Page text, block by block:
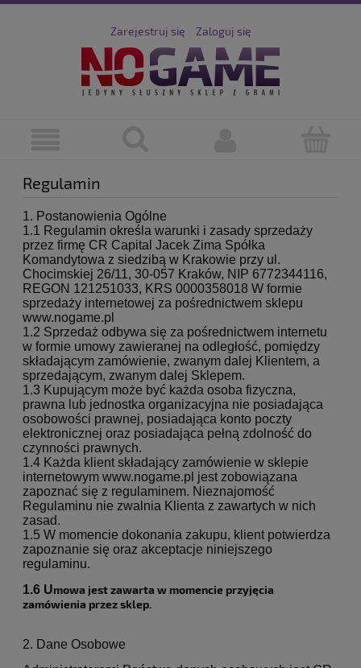
Zarejestruj się Zaloguj się
Regulamin
1. Postanowienia Ogólne
1.1 Regulamin określa warunki i zasady sprzedaży
przez firmę CR Capital Jacek Zima Spółka
Komandytowa z siedzibą w Krakowie przy ul.
Chocimskiej 26/11, 30-057 Kraków, NIP 6772344116,
REGON 121251033, KRS 0000358018 W formie
sprzedaży internetowej za pośrednictwem sklepu
www.nogame.pl
1.2 Sprzedaż odbywa się za pośrednictwem internetu
w formie umowy zawieranej na odległość, pomiędzy
składającym zamówienie, zwanym dalej Klientem, a
sprzedającym, zwanym dalej Sklepem.
1.3 Kupującym może być każda osoba fizyczna,
prawna lub jednostka organizacyjna nie posiadająca
osobowości prawnej, posiadająca konto poczty
elektronicznej oraz posiadająca pełną zdolność do
czynności prawnych.
1.4 Każda klient składający zamówienie w sklepie
internetowym www.nogame.pl jest zobowiązana
zapoznać się z regulaminem. Nieznajomość
Regulaminu nie zwalnia Klienta z zawartych w nich
zasad.
1.5 W momencie dokonania zakupu, klient potwierdza
zapoznanie się oraz akceptacje niniejszego
regulaminu.
1.6 Umowa jest zawarta w momencie przyjęcia
zamówienia przez sklep.
2. Dane Osobowe